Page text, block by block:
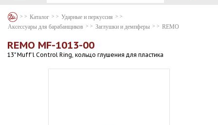
Каталог
Ударные и перкуссия
Аксессуары для барабанщиков
Заглушки и демпферы REMO
REMO MF-1013-00
13" Muff’l Control Ring, кольцо глушения для пластика